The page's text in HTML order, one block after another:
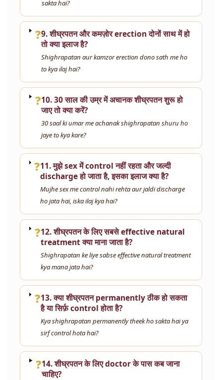
sakta hai?
❓9. शीघ्रपतन और कमज़ोर erection दोनों साथ में हो
तो क्या इलाज है?
Shighrapatan aur kamzor erection dono sath me ho
to kya ilaj hai?
❓10. 30 साल की उम्र में अचानक शीघ्रपतन शुरू हो
जाए तो क्या करें?
30 saal ki umar me achanak shighrapatan shuru ho
jaye to kya kare?
❓11. मुझे sex में control नहीं रहता और जल्दी
discharge हो जाता है, इसका इलाज क्या है?
Mujhe sex me control nahi rehta aur jaldi discharge
ho jata hai, iska ilaj kya hai?
❓12. शीघ्रपतन के लिए सबसे effective natural
treatment क्या माना जाता है?
Shighrapatan ke liye sabse effective natural treatment
kya mana jata hai?
❓13. क्या शीघ्रपतन permanently ठीक हो सकता
है या सिर्फ़ control होता है?
Kya shighrapatan permanently theek ho sakta hai ya
sirf control hota hai?
❓14. शीघ्रपतन के लिए doctor के पास कब जाना
चाहिए?